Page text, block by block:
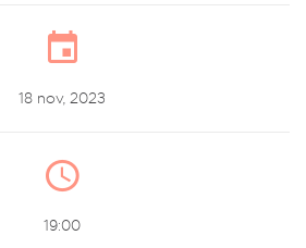
18 nov, 2023
19:00